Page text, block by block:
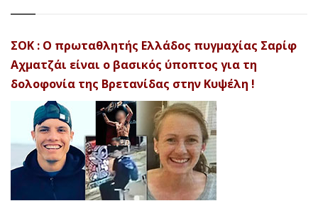
ΣΟΚ : Ο πρωταθλητής Ελλάδος πυγμαχίας Σαρίφ
Αχματζάι είναι ο βασικός ύποπτος για τη
δολοφονία της Βρετανίδας στην Κυψέλη !